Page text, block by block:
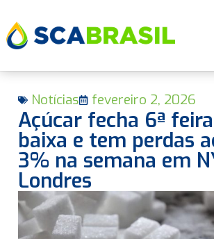
Notícias fevereiro 2, 2026
Açúcar fecha 6ª
baixa e tem perdas
3% na semana em
Londres